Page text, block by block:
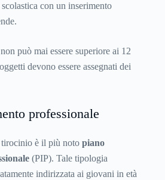
con un inserimento
può mai essere superiore ai 12
devono essere assegnati dei
professionale
è il più noto piano
(PIP). Tale tipologia
indirizzata ai giovani in età